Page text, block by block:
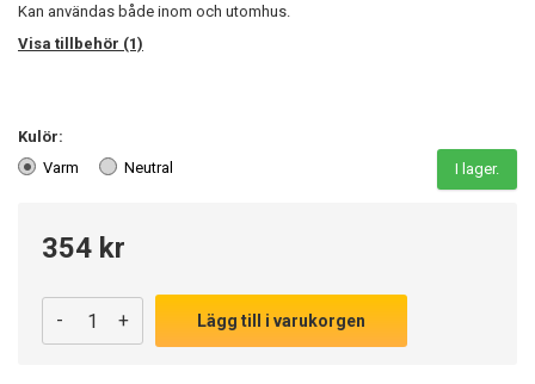
Kan användas både inom och utomhus.
Visa tillbehör (1)
Kulör:
Varm
Neutral I lager.
354 kr
- + Lägg till i varukorgen